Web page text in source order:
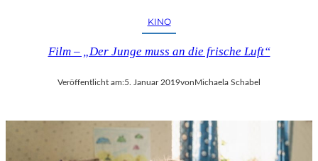
KINO
Film – „Der Junge muss an die frische Luft“
Veröffentlicht am:5. Januar 2019vonMichaela Schabel